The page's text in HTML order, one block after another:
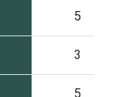
5
3
5